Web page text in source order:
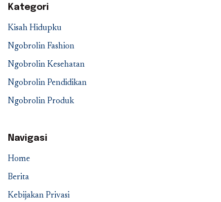
Kategori
Kisah Hidupku
Ngobrolin Fashion
Ngobrolin Kesehatan
Ngobrolin Pendidikan
Ngobrolin Produk
Navigasi
Home
Berita
Kebijakan Privasi